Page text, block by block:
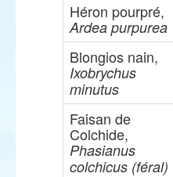
Héron pourpré,
Ardea purpurea
Blongios nain,
Ixobrychus
minutus
Faisan de
Colchide,
Phasianus
colchicus (féral)